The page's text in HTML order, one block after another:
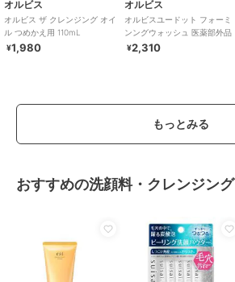
オルビス
オルビス ザ クレンジング オイ
ル つめかえ用 110mL
¥1,980
オルビス
オルビスユードット フォーミ
ンングウォッシュ 医薬部外品
¥2,310
もっとみる
おすすめの洗顔料・クレンジング